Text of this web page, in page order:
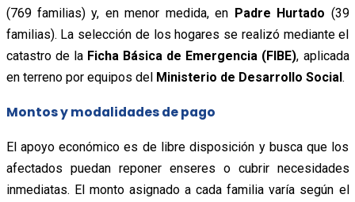
(769 familias) y, en menor medida, en Padre Hurtado (39
familias). La selección de los hogares se realizó mediante el
catastro de la Ficha Básica de Emergencia (FIBE), aplicada
en terreno por equipos del Ministerio de Desarrollo Social.
Montos y modalidades de pago
El apoyo económico es de libre disposición y busca que los
afectados puedan reponer enseres o cubrir necesidades
inmediatas. El monto asignado a cada familia varía según el